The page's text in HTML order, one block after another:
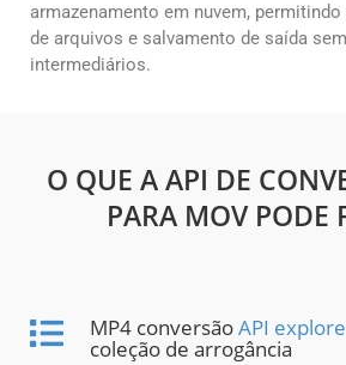
armazenamento em nuvem,
de arquivos e salvamento de saída
intermediários.
O QUE A API DE
PARA MOV PODE
MP4 conversãoAPI
coleção de arrogância